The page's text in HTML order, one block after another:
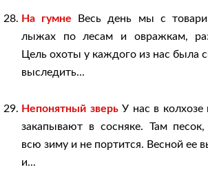
На гумне Весь день мы с
лыжах по лесам и овражкам,
Цель охоты у каждого из нас была
выследить...
Непонятный зверьУ нас в колхозе
закапывают в сосняке. Там
всю зиму и не портится. Весной ее
и...